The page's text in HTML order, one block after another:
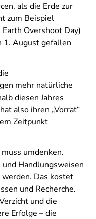
als die Erde zur
zum Beispiel
Overshoot Day)
1. August gefallen
mehr natürliche
diesen Jahres
also ihren „Vorrat“
Zeitpunkt
umdenken.
Handlungsweisen
Das kostet
und Recherche.
und die
Erfolge – die